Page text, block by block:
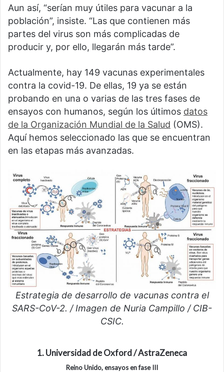
Aun así, “serían muy útiles para vacunar a la
población”, insiste. “Las que contienen más
partes del virus son más complicadas de
producir y, por ello, llegarán más tarde”.
Actualmente, hay 149 vacunas experimentales
contra la covid-19. De ellas, 19 ya se están
probando en una o varias de las tres fases de
ensayos con humanos, según los últimos datos
de la Organización Mundial de la Salud (OMS).
Aquí hemos seleccionado las que se encuentran
en las etapas más avanzadas.
Estrategia de desarrollo de vacunas contra el
SARS-CoV-2. / Imagen de Nuria Campillo / CIB-
CSIC.
1. Universidad de Oxford / AstraZeneca
Reino Unido, ensayos en fase III